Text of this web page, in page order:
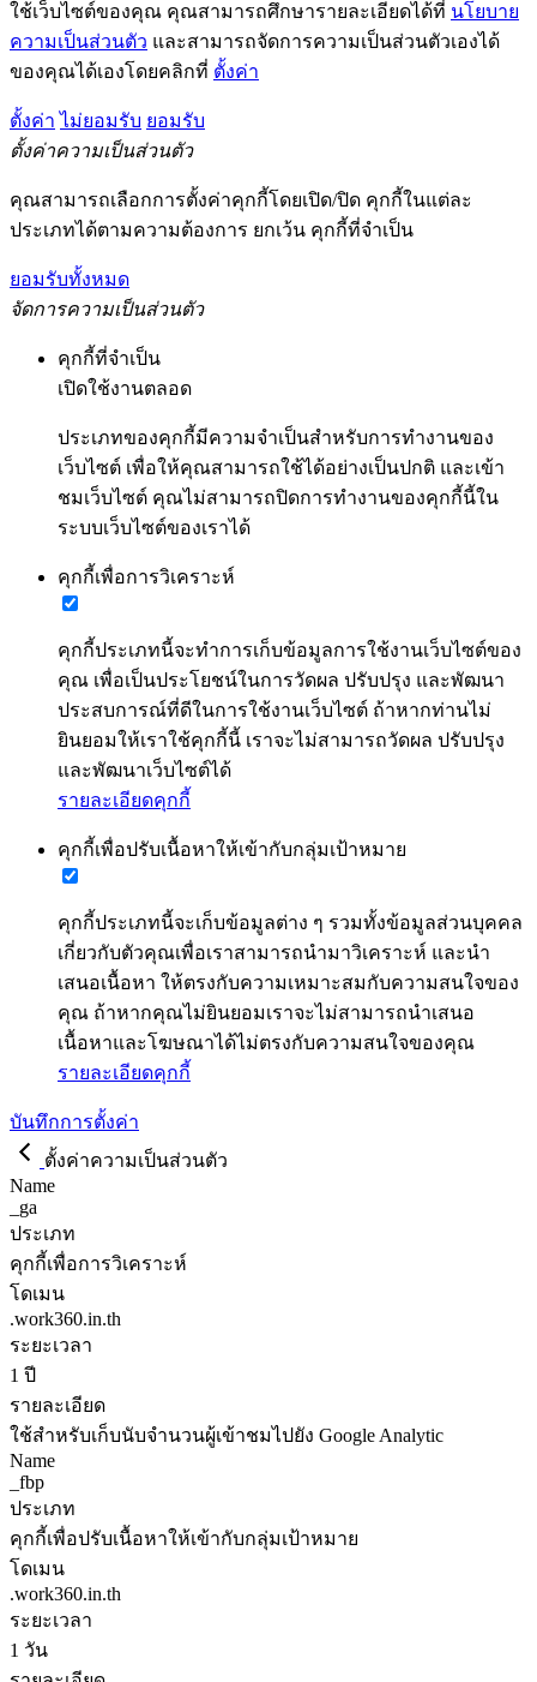
ใช้เว็บไซต์ของคุณ คุณสามารถศึกษารายละเอียดได้ที่ นโยบาย
ความเป็นส่วนตัว และสามารถจัดการความเป็นส่วนตัวเองได้
ของคุณได้เองโดยคลิกที่ ตั้งค่า
ตั้งค่า ไม่ยอมรับ ยอมรับ
ตั้งค่าความเป็นส่วนตัว
คุณสามารถเลือกการตั้งค่าคุกกี้โดยเปิด/ปิด คุกกี้ในแต่ละ
ประเภทได้ตามความต้องการ ยกเว้น คุกกี้ที่จำเป็น
ยอมรับทั้งหมด
จัดการความเป็นส่วนตัว
คุกกี้ที่จำเป็น
เปิดใช้งานตลอด
ประเภทของคุกกี้มีความจำเป็นสำหรับการทำงานของ
เว็บไซต์ เพื่อให้คุณสามารถใช้ได้อย่างเป็นปกติ และเข้า
ชมเว็บไซต์ คุณไม่สามารถปิดการทำงานของคุกกี้นี้ใน
ระบบเว็บไซต์ของเราได้
คุกกี้เพื่อการวิเคราะห์
คุกกี้ประเภทนี้จะทำการเก็บข้อมูลการใช้งานเว็บไซต์ของ
คุณ เพื่อเป็นประโยชน์ในการวัดผล ปรับปรุง และพัฒนา
ประสบการณ์ที่ดีในการใช้งานเว็บไซต์ ถ้าหากท่านไม่
ยินยอมให้เราใช้คุกกี้นี้ เราจะไม่สามารถวัดผล ปรับปรุง
และพัฒนาเว็บไซต์ได้
รายละเอียดคุกกี้
คุกกี้เพื่อปรับเนื้อหาให้เข้ากับกลุ่มเป้าหมาย
คุกกี้ประเภทนี้จะเก็บข้อมูลต่าง ๆ รวมทั้งข้อมูลส่วนบุคคล
เกี่ยวกับตัวคุณเพื่อเราสามารถนำมาวิเคราะห์ และนำ
เสนอเนื้อหา ให้ตรงกับความเหมาะสมกับความสนใจของ
คุณ ถ้าหากคุณไม่ยินยอมเราจะไม่สามารถนำเสนอ
เนื้อหาและโฆษณาได้ไม่ตรงกับความสนใจของคุณ
รายละเอียดคุกกี้
บันทึกการตั้งค่า
ตั้งค่าความเป็นส่วนตัว
Name
_ga
ประเภท
คุกกี้เพื่อการวิเคราะห์
โดเมน
.work360.in.th
ระยะเวลา
1 ปี
รายละเอียด
ใช้สำหรับเก็บนับจำนวนผู้เข้าชมไปยัง Google Analytic
Name
_fbp
ประเภท
คุกกี้เพื่อปรับเนื้อหาให้เข้ากับกลุ่มเป้าหมาย
โดเมน
.work360.in.th
ระยะเวลา
1 วัน